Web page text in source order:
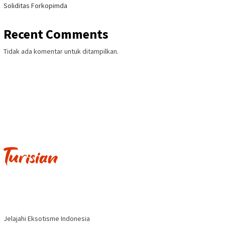
Soliditas Forkopimda
Recent Comments
Tidak ada komentar untuk ditampilkan.
Jelajahi Eksotisme Indonesia